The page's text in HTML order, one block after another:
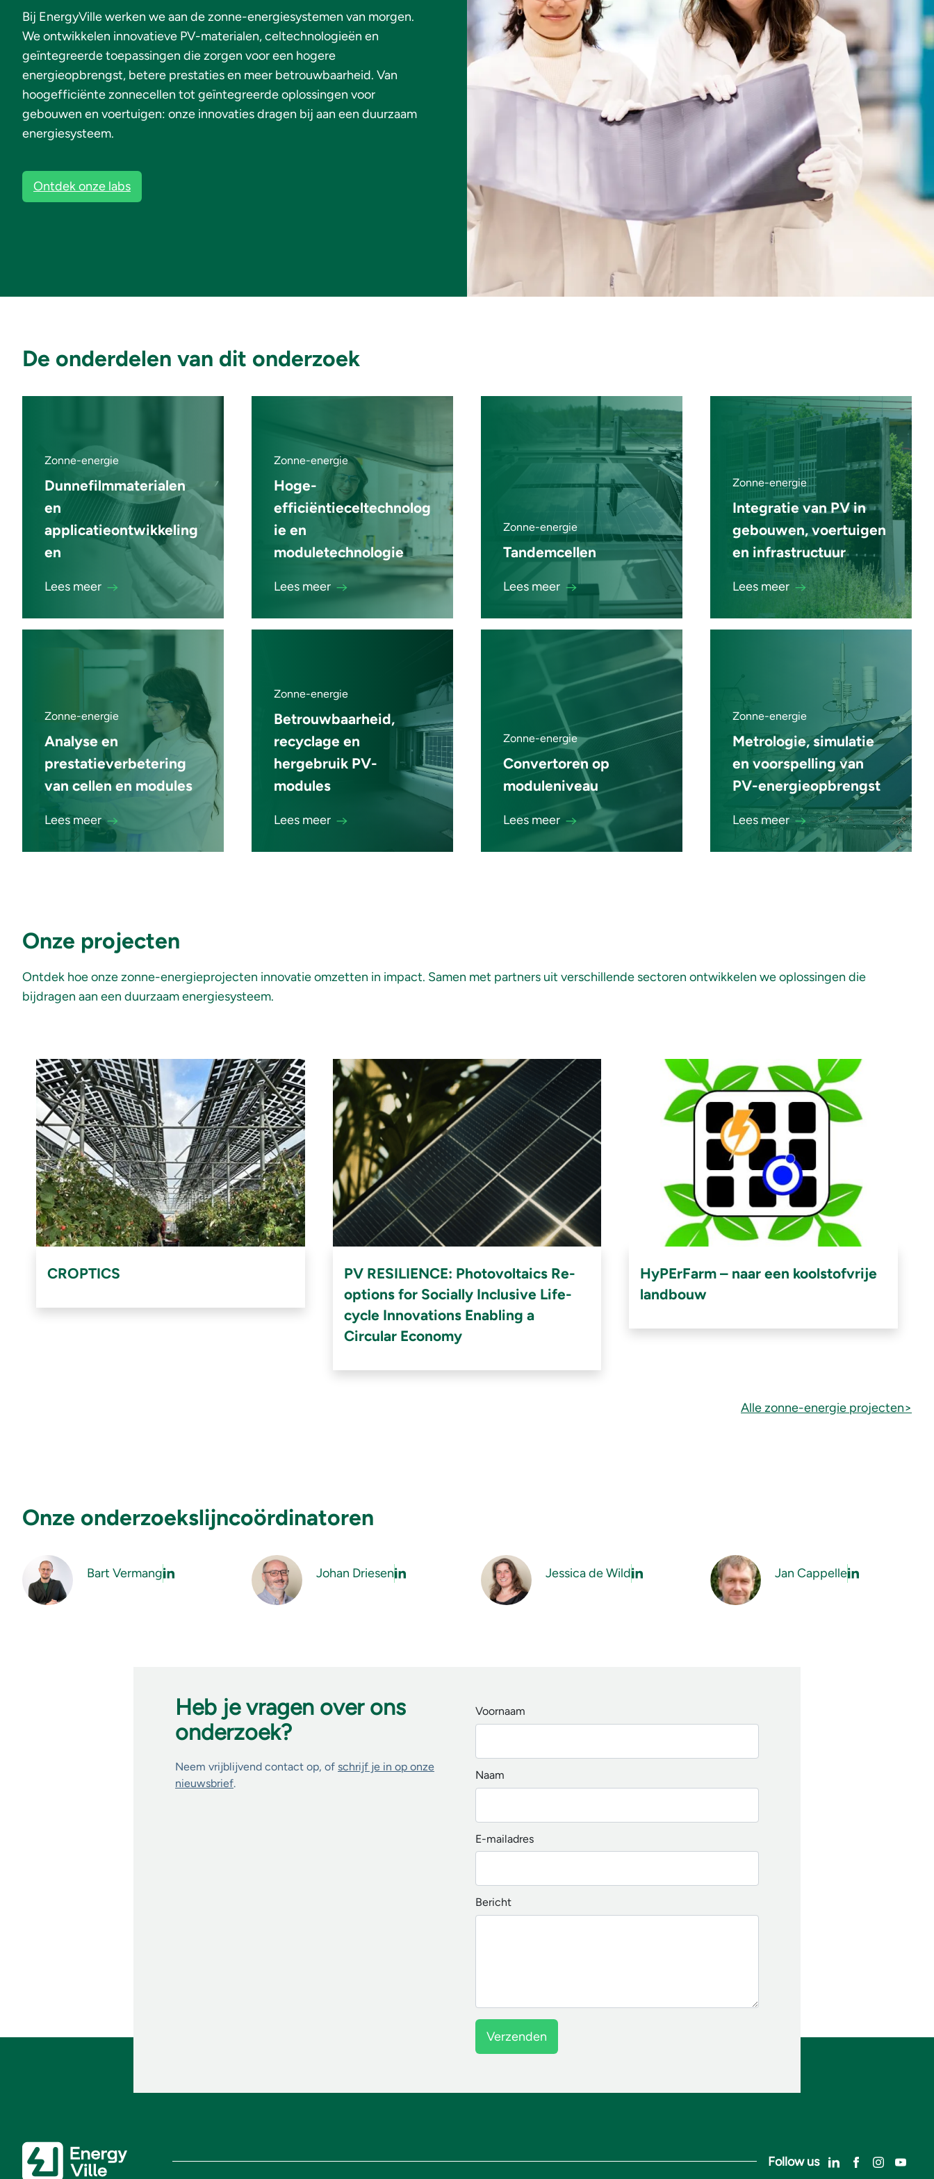
Bij EnergyVille werken we aan de zonne-energiesystemen van morgen.
We ontwikkelen innovatieve PV-materialen, celtechnologieën en
geïntegreerde toepassingen die zorgen voor een hogere
energieopbrengst, betere prestaties en meer betrouwbaarheid. Van
hoogefficiënte zonnecellen tot geïntegreerde oplossingen voor
gebouwen en voertuigen: onze innovaties dragen bij aan een duurzaam
energiesysteem.
Ontdek onze labs
De onderdelen van dit onderzoek
Zonne-energie
Dunnefilmmaterialen
en
applicatieontwikkeling
en
Lees meer
Zonne-energie
Hoge-
efficiëntieceltechnolog
ie en
moduletechnologie
Lees meer
Zonne-energie
Tandemcellen
Lees meer
Zonne-energie
Integratie van PV in
gebouwen, voertuigen
en infrastructuur
Lees meer
Zonne-energie
Analyse en
prestatieverbetering
van cellen en modules
Lees meer
Zonne-energie
Betrouwbaarheid,
recyclage en
hergebruik PV-
modules
Lees meer
Zonne-energie
Convertoren op
moduleniveau
Lees meer
Zonne-energie
Metrologie, simulatie
en voorspelling van
PV-energieopbrengst
Lees meer
Onze projecten
Ontdek hoe onze zonne-energieprojecten innovatie omzetten in impact. Samen met partners uit verschillende sectoren ontwikkelen we oplossingen die
bijdragen aan een duurzaam energiesysteem.
CROPTICS
PV RESILIENCE: Photovoltaics Re-
options for Socially Inclusive Life-
cycle Innovations Enabling a
Circular Economy
HyPErFarm – naar een koolstofvrije
landbouw
Alle zonne-energie projecten>
Onze onderzoekslijncoördinatoren
Bart Vermang Johan Driesen Jessica de Wild Jan Cappelle
Heb je vragen over ons
onderzoek?
Neem vrijblijvend contact op, of schrijf je in op onze
nieuwsbrief.
Voornaam
Naam
E-mailadres
Bericht
Follow us